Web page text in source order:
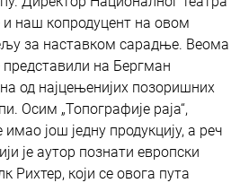
и наш копродуцент на овом
за наставком сарадње. Веома
представили на Бергман
од најцењенијих позоришних
Осим „Топографије раја“,
још једну продукцију, а реч
је аутор познати европски
Рихтер, који се овога пута